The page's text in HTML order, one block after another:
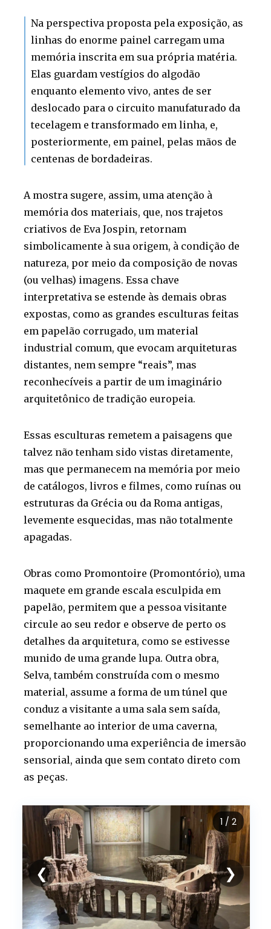
Na perspectiva proposta pela exposição, as
linhas do enorme painel carregam uma
memória inscrita em sua própria matéria.
Elas guardam vestígios do algodão
enquanto elemento vivo, antes de ser
deslocado para o circuito manufaturado da
tecelagem e transformado em linha, e,
posteriormente, em painel, pelas mãos de
centenas de bordadeiras.
A mostra sugere, assim, uma atenção à
memória dos materiais, que, nos trajetos
criativos de Eva Jospin, retornam
simbolicamente à sua origem, à condição de
natureza, por meio da composição de novas
(ou velhas) imagens. Essa chave
interpretativa se estende às demais obras
expostas, como as grandes esculturas feitas
em papelão corrugado, um material
industrial comum, que evocam arquiteturas
distantes, nem sempre “reais”, mas
reconhecíveis a partir de um imaginário
arquitetônico de tradição europeia.
Essas esculturas remetem a paisagens que
talvez não tenham sido vistas diretamente,
mas que permanecem na memória por meio
de catálogos, livros e filmes, como ruínas ou
estruturas da Grécia ou da Roma antigas,
levemente esquecidas, mas não totalmente
apagadas.
Obras como Promontoire (Promontório), uma
maquete em grande escala esculpida em
papelão, permitem que a pessoa visitante
circule ao seu redor e observe de perto os
detalhes da arquitetura, como se estivesse
munido de uma grande lupa. Outra obra,
Selva, também construída com o mesmo
material, assume a forma de um túnel que
conduz a visitante a uma sala sem saída,
semelhante ao interior de uma caverna,
proporcionando uma experiência de imersão
sensorial, ainda que sem contato direto com
as peças.
1 / 2
❮ ❯